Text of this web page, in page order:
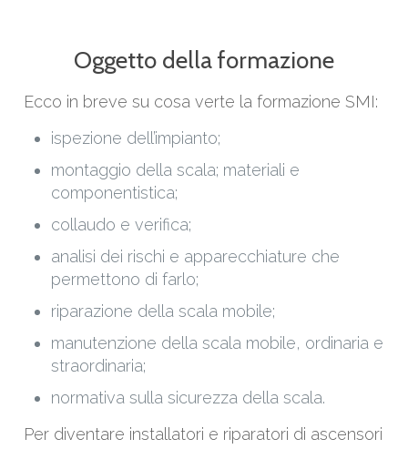
Oggetto della formazione
Ecco in breve su cosa verte la formazione SMI:
ispezione dell’impianto;
montaggio della scala; materiali e
componentistica;
collaudo e verifica;
analisi dei rischi e apparecchiature che
permettono di farlo;
riparazione della scala mobile;
manutenzione della scala mobile, ordinaria e
straordinaria;
normativa sulla sicurezza della scala.
Per diventare installatori e riparatori di ascensori